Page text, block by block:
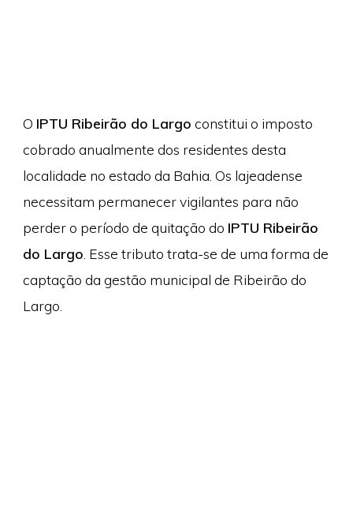
O IPTU Ribeirão do Largo constitui o imposto
cobrado anualmente dos residentes desta
localidade no estado da Bahia. Os lajeadense
necessitam permanecer vigilantes para não
perder o período de quitação do IPTU Ribeirão
do Largo . Esse tributo trata-se de uma forma de
captação da gestão municipal de Ribeirão do
Largo.